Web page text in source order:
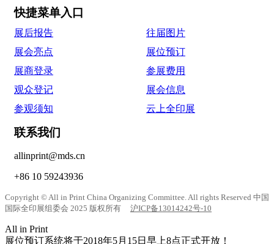
快捷菜单入口
展后报告
往届图片
展会亮点
展位预订
展商登录
参展费用
观众登记
展会信息
参观须知
云上全印展
联系我们
allinprint@mds.cn
+86 10 59243936
Copyright © All in Print China Organizing Committee. All rights Reserved 中国
国际全印展组委会 2025 版权所有 沪ICP备13014242号-10
All in Print
展位预订系统将于2018年5月15日早上8点正式开放！